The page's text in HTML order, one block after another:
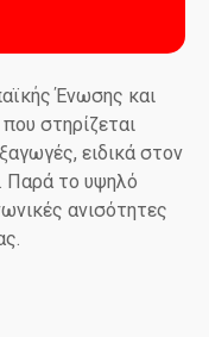
Ένωσης και
στηρίζεται
ειδικά στον
Παρά το υψηλό
ανισότητες